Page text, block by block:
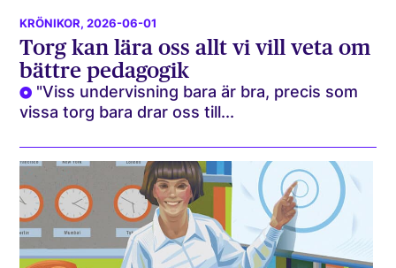
KRÖNIKOR, 2026-06-01
Torg kan lära oss allt vi vill veta om
bättre pedagogik
"Viss undervisning bara är bra, precis som
vissa torg bara drar oss till...